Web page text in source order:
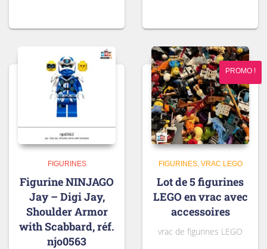
FIGURINES
Figurine NINJAGO
Jay – Digi Jay,
Shoulder Armor
with Scabbard, réf.
njo0563
PROMO !
FIGURINES VRAC LEGO
Lot de 5 figurines
LEGO en vrac avec
accessoires
vrac de figurines LEGO